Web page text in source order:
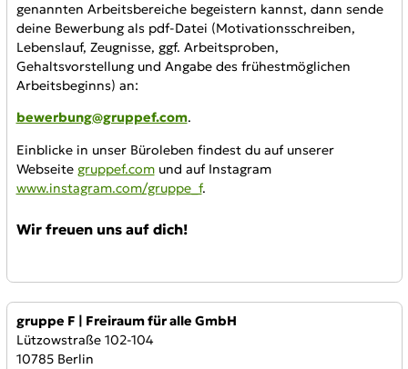
genannten Arbeitsbereiche begeistern kannst, dann sende
deine Bewerbung als pdf-Datei (Motivationsschreiben,
Lebenslauf, Zeugnisse, ggf. Arbeitsproben,
Gehaltsvorstellung und Angabe des frühestmöglichen
Arbeitsbeginns) an:
bewerbung@gruppef.com.
Einblicke in unser Büroleben findest du auf unserer
Webseite gruppef.comund auf Instagram
www.instagram.com/gruppe_f.
Wir freuen uns auf dich!
Anbieter:
gruppe F | Freiraum für alle GmbH
Lützowstraße 102-104
10785 Berlin